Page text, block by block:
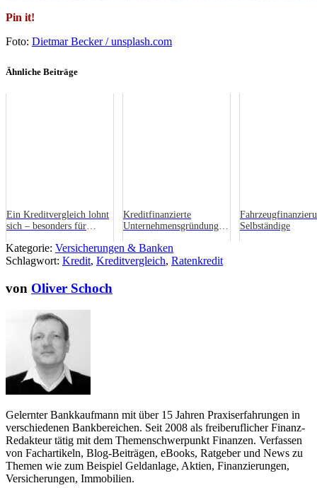
Pin it!
Foto: Dietmar Becker / unsplash.com
Ähnliche Beiträge
Ein Kreditvergleich lohnt
sich – besonders für
Kreditfinanzierte
Unternehmensgründung:
helfen
Selbständige
Kategorie: Versicherungen & Banken
Schlagwort: Kredit, Kreditvergleich, Ratenkredit
von Oliver Schoch
Gelernter Bankkaufmann mit über 15 Jahren Praxiserfahrungen in
verschiedenen Bankbereichen. Seit 2008 als freiberuflicher Finanz-
Redakteur tätig mit dem Themenschwerpunkt Finanzen. Verfassen
von Fachartikeln, Blog-Beiträgen, eBooks, Ratgeber und News zu
Themen wie zum Beispiel Geldanlage, Aktien, Finanzierungen,
Versicherungen, Immobilien.